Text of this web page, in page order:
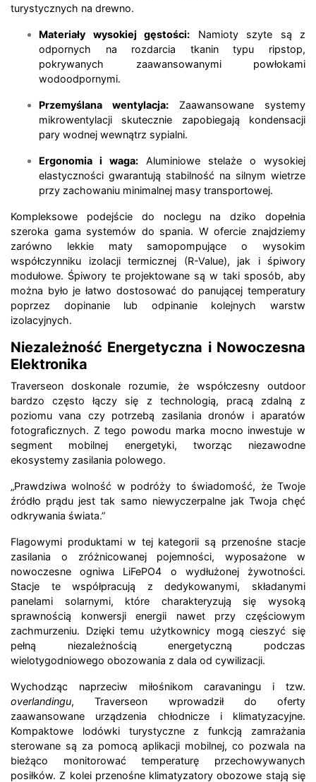
turystycznych na drewno.
Materiały wysokiej gęstości: Namioty szyte są z
odpornych na rozdarcia tkanin typu ripstop,
pokrywanych zaawansowanymi powłokami
wodoodpornymi.
Przemyślana wentylacja: Zaawansowane systemy
mikrowentylacji skutecznie zapobiegają kondensacji
pary wodnej wewnątrz sypialni.
Ergonomia i waga: Aluminiowe stelaże o wysokiej
elastyczności gwarantują stabilność na silnym wietrze
przy zachowaniu minimalnej masy transportowej.
Kompleksowe podejście do noclegu na dziko dopełnia
szeroka gama systemów do spania. W ofercie znajdziemy
zarówno lekkie maty samopompujące o wysokim
współczynniku izolacji termicznej (R-Value), jak i śpiwory
modułowe. Śpiwory te projektowane są w taki sposób, aby
można było je łatwo dostosować do panującej temperatury
poprzez dopinanie lub odpinanie kolejnych warstw
izolacyjnych.
Niezależność Energetyczna i Nowoczesna
Elektronika
Traverseon doskonale rozumie, że współczesny outdoor
bardzo często łączy się z technologią, pracą zdalną z
poziomu vana czy potrzebą zasilania dronów i aparatów
fotograficznych. Z tego powodu marka mocno inwestuje w
segment mobilnej energetyki, tworząc niezawodne
ekosystemy zasilania polowego.
„Prawdziwa wolność w podróży to świadomość, że Twoje
źródło prądu jest tak samo niewyczerpalne jak Twoja chęć
odkrywania świata.”
Flagowymi produktami w tej kategorii są przenośne stacje
zasilania o zróżnicowanej pojemności, wyposażone w
nowoczesne ogniwa LiFePO4 o wydłużonej żywotności.
Stacje te współpracują z dedykowanymi, składanymi
panelami solarnymi, które charakteryzują się wysoką
sprawnością konwersji energii nawet przy częściowym
zachmurzeniu. Dzięki temu użytkownicy mogą cieszyć się
pełną niezależnością energetyczną podczas
wielotygodniowego obozowania z dala od cywilizacji.
Wychodząc naprzeciw miłośnikom caravaningu i tzw.
overlandingu, Traverseon wprowadził do oferty
zaawansowane urządzenia chłodnicze i klimatyzacyjne.
Kompaktowe lodówki turystyczne z funkcją zamrażania
sterowane są za pomocą aplikacji mobilnej, co pozwala na
bieżąco monitorować temperaturę przechowywanych
posiłków. Z kolei przenośne klimatyzatory obozowe stają się